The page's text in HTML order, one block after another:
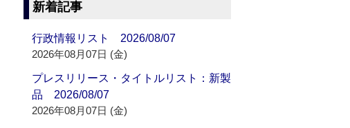
新着記事
行政情報リスト 2026/08/07
2026年08月07日 (金)
プレスリリース・タイトルリスト：新製
品 2026/08/07
2026年08月07日 (金)